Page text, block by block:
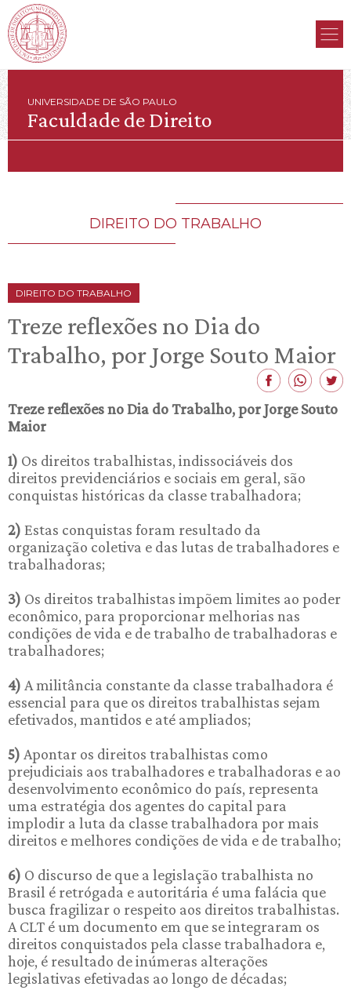
UNIVERSIDADE DE SÃO PAULO
Faculdade de Direito
DIREITO DO TRABALHO
DIREITO DO TRABALHO
Treze reflexões no Dia do
Trabalho, por Jorge Souto Maior
Treze reflexões no Dia do Trabalho, por Jorge Souto
Maior
1) Os direitos trabalhistas, indissociáveis dos
direitos previdenciários e sociais em geral, são
conquistas históricas da classe trabalhadora;
2) Estas conquistas foram resultado da
organização coletiva e das lutas de trabalhadores e
trabalhadoras;
3) Os direitos trabalhistas impõem limites ao poder
econômico, para proporcionar melhorias nas
condições de vida e de trabalho de trabalhadoras e
trabalhadores;
4) A militância constante da classe trabalhadora é
essencial para que os direitos trabalhistas sejam
efetivados, mantidos e até ampliados;
5) Apontar os direitos trabalhistas como
prejudiciais aos trabalhadores e trabalhadoras e ao
desenvolvimento econômico do país, representa
uma estratégia dos agentes do capital para
implodir a luta da classe trabalhadora por mais
direitos e melhores condições de vida e de trabalho;
6) O discurso de que a legislação trabalhista no
Brasil é retrógada e autoritária é uma falácia que
busca fragilizar o respeito aos direitos trabalhistas.
A CLT é um documento em que se integraram os
direitos conquistados pela classe trabalhadora e,
hoje, é resultado de inúmeras alterações
legislativas efetivadas ao longo de décadas;